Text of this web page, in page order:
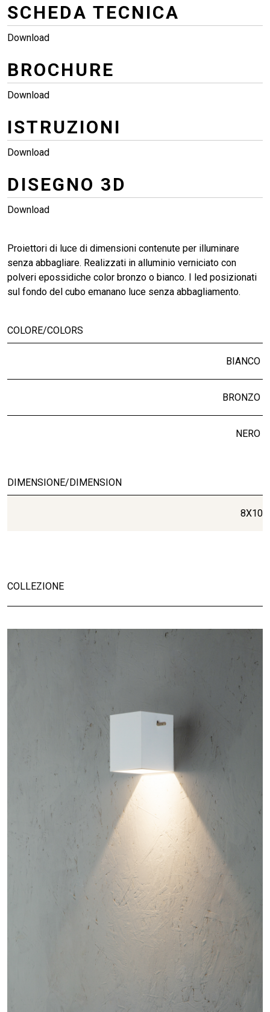
SCHEDA TECNICA
Download
BROCHURE
Download
ISTRUZIONI
Download
DISEGNO 3D
Download
Proiettori di luce di dimensioni contenute per illuminare
senza abbagliare. Realizzati in alluminio verniciato con
polveri epossidiche color bronzo o bianco. I led posizionati
sul fondo del cubo emanano luce senza abbagliamento.
COLORE/COLORS
BIANCO
BRONZO
NERO
DIMENSIONE/DIMENSION
8X10
COLLEZIONE